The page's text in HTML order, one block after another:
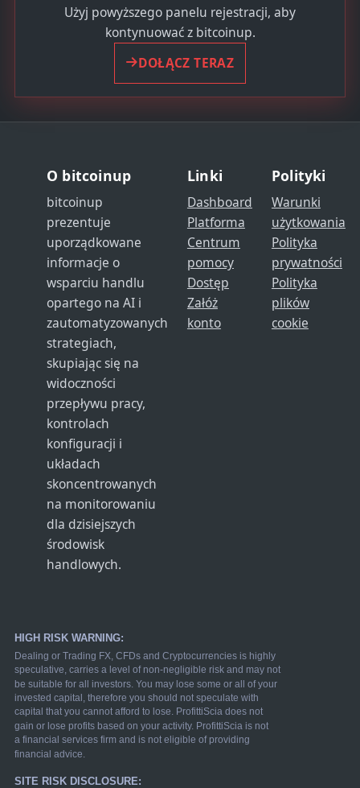
Użyj powyższego panelu rejestracji, aby
kontynuować z bitcoinup.
DOŁĄCZ TERAZ
O bitcoinup
bitcoinup
prezentuje
uporządkowane
informacje o
wsparciu handlu
opartego na AI i
zautomatyzowanych
strategiach,
skupiając się na
widoczności
przepływu pracy,
kontrolach
konfiguracji i
układach
skoncentrowanych
na monitorowaniu
dla dzisiejszych
środowisk
handlowych.
Linki
Dashboard
Platforma
Centrum
pomocy
Dostęp
Załóż
konto
Polityki
Warunki
użytkowania
Polityka
prywatności
Polityka
plików
cookie